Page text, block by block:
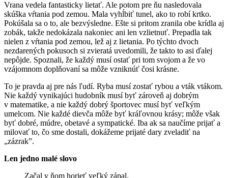
Vrana vedela fantasticky lietať. Ale potom pre ňu nasledovala
skúška vŕtania pod zemou. Mala vyhĺbiť tunel, ako to robí krtko.
Pokúšala sa o to, ale bezvýsledne. Ešte si pritom zranila obe krídla aj
zobák, takže nedokázala nakoniec ani len vzlietnuť. Prepadla tak
nielen z vŕtania pod zemou, lež aj z lietania. Po týchto dvoch
nezdarených pokusoch si zvieratá uvedomili, že takto to asi ďalej
nepôjde. Spoznali, že každý musí ostať pri tom svojom a že vo
vzájomnom doplňovaní sa môže vzniknúť čosi krásne.
To je pravda aj pre nás ľudí. Ryba musí zostať rybou a vták vtákom.
Nie každý vynikajúci hudobník musí byť zároveň aj dobrým
v matematike, a nie každý dobrý športovec musí byť veľkým
umelcom. Nie každé dievča môže byť kráľovnou krásy; môže však
byť dobré, múdre, obetavé a sympatické. Iba ak sa naučíme prijať a
milovať to, čo sme dostali, dokážeme prijaté dary zveladiť na
„zázrak”.
Len jedno malé slovo
Začal v ňom horieť veľký zápal,